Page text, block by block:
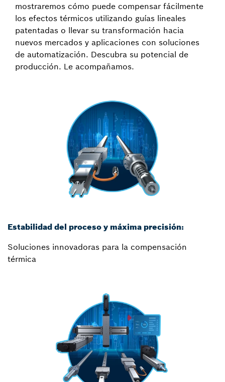
mostraremos cómo puede compensar fácilmente
los efectos térmicos utilizando guías lineales
patentadas o llevar su transformación hacia
nuevos mercados y aplicaciones con soluciones
de automatización. Descubra su potencial de
producción. Le acompañamos.
Estabilidad del proceso y máxima precisión:
Soluciones innovadoras para la compensación
térmica